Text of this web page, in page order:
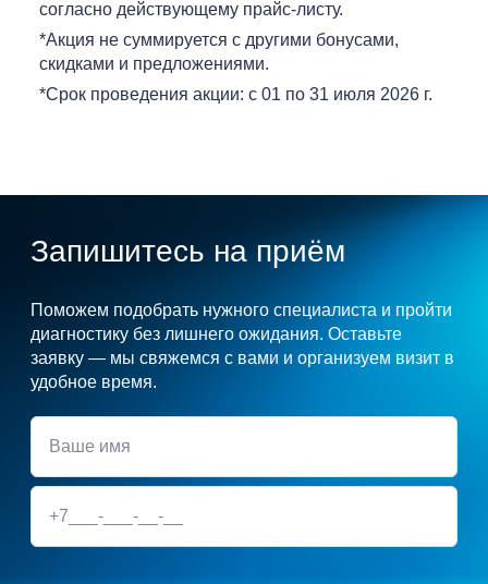
согласно действующему прайс-листу.
*Акция не суммируется с другими бонусами,
скидками и предложениями.
*Срок проведения акции: с 01 по 31 июля 2026 г.
Запишитесь на приём
Поможем подобрать нужного специалиста и пройти
диагностику без лишнего ожидания. Оставьте
заявку — мы свяжемся с вами и организуем визит в
удобное время.